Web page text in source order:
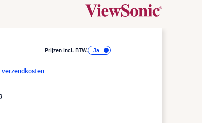
Prijzen incl. BTW.
verzendkosten